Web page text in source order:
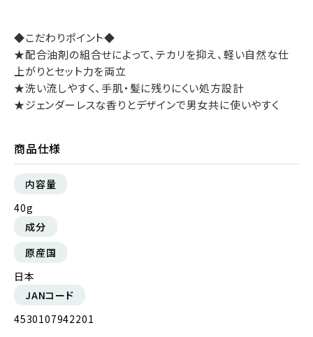
◆こだわりポイント◆
★配合油剤の組合せによって、テカリを抑え、軽い自然な仕
上がりとセット力を両立
★洗い流しやすく、手肌・髪に残りにくい処方設計
★ジェンダーレスな香りとデザインで男女共に使いやすく
商品仕様
内容量
40g
成分
原産国
日本
JANコード
4530107942201